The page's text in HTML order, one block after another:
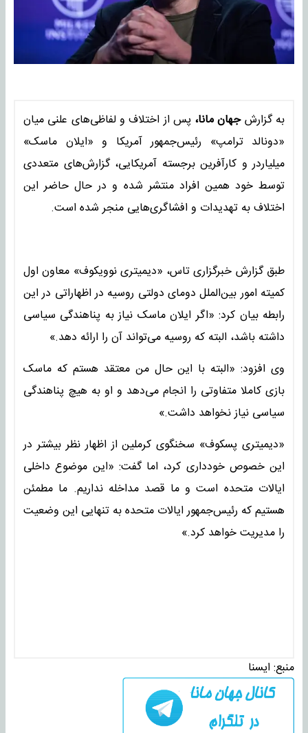
به گزارشجهان مانا،پس از اختلاف و لفاظی‌های علنی میان
«دونالد ترامپ» رئیس‌جمهور آمریکا و «ایلان ماسک»
میلیاردر و کارآفرین برجسته آمریکایی، گزارش‌های متعددی
توسط خود همین افراد منتشر شده و در حال حاضر این
اختلاف به تهدیدات و افشاگری‌هایی منجر شده است.
طبق گزارش خبرگزاری تاس، «دیمیتری نوویکوف» معاون اول
کمیته امور بین‌الملل دومای دولتی روسیه در اظهاراتی در این
رابطه بیان کرد: «اگر ایلان ماسک نیاز به پناهندگی سیاسی
داشته باشد، البته که روسیه می‌تواند آن را ارائه دهد.»
وی افزود: «البته با این حال من معتقد هستم که ماسک
بازی کاملا متفاوتی را انجام می‌دهد و او به هیچ پناهندگی
سیاسی نیاز نخواهد داشت.»
«دیمیتری پسکوف» سخنگوی کرملین از اظهار نظر بیشتر در
این خصوص خودداری کرد، اما گفت: «این موضوع داخلی
ایالات متحده است و ما قصد مداخله نداریم. ما مطمئن
هستیم که رئیس‌جمهور ایالات متحده به تنهایی این وضعیت
را مدیریت خواهد کرد.»
منبع: ايسنا